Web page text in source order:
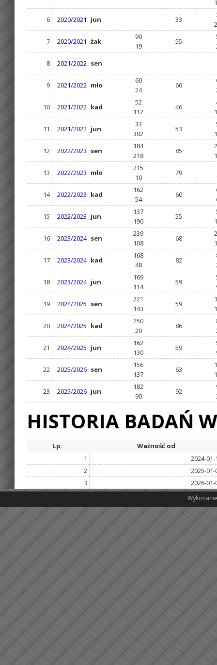
6
2020/2021 jun 33
7
2020/2021 żak
90
19
55
8
2021/2022 sen
9 2021/2022 mło
60
24
66
10
2021/2022 kad
52
112
46
11
2021/2022 jun
33
302
53
12
2022/2023 sen
184
218
85
13
2022/2023 mło
215
10
79
14
2022/2023 kad
162
54
60
15
2022/2023 jun
137
190
55
16
2023/2024 sen
239
108
68
17
2023/2024 kad
168
48
82
18
2023/2024 jun
169
114
59
19
2024/2025 sen
221
143
59
20
2024/2025 kad
250
20
86
21
2024/2025 jun
162
130
59
22
2025/2026 sen
156
137
63
23
2025/2026 jun
182
90
92
HISTORIA BADAŃ
Lp.
Ważność od
1
2024-01-
2
2025-01-
3
2026-01-